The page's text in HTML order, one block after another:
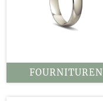
FOURNITUREN